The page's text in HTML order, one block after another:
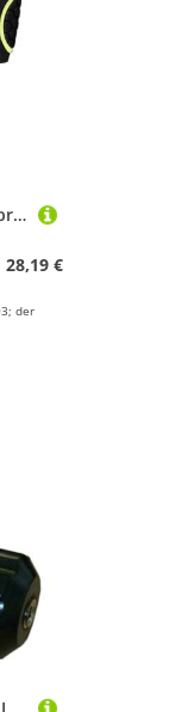
Gralara Herren-Fußball-Kompressionsshirt mit Eva-Polsterung, Brust- und Ellenbogenschützer, Trainingsanzug, bequem für mehrere Sportarten, Rippenschutz, Size L
28,19 €
der